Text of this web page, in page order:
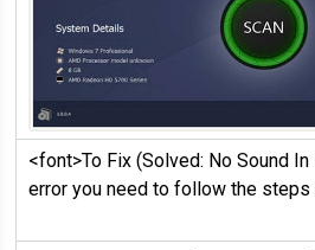
<font>To Fix (Solved: No Sound
error you need to follow the